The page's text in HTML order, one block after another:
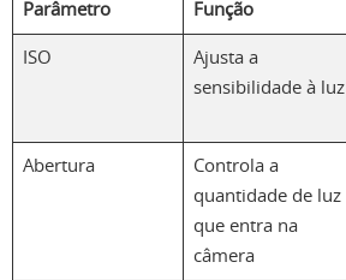
Parâmetro Função
ISO
Ajusta a
sensibilidade à luz
Abertura
Controla a
quantidade de luz
que entra na
câmera